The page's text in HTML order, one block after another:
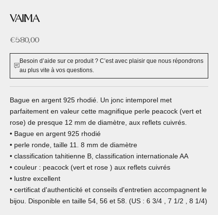
VAIMA
Prix de vente
€580,00
Besoin d’aide sur ce produit ? C’est avec plaisir que nous répondrons
au plus vite à vos questions.
Bague en argent 925 rhodié. Un jonc intemporel met
parfaitement en valeur cette magnifique perle peacock (vert et
rose) de presque 12 mm de diamètre, aux reflets cuivrés.
• Bague en argent 925 rhodié
• perle ronde, taille 11. 8 mm de diamètre
• classification tahitienne B, classification internationale AA
• couleur : peacock (vert et rose ) aux reflets cuivrés
• lustre excellent
• certificat d'authenticité et conseils d'entretien accompagnent le
bijou. Disponible en taille 54, 56 et 58. (US : 6 3/4 , 7 1/2 , 8 1/4)